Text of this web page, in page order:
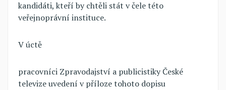
kandidáti, kteří by chtěli stát v čele této
veřejnoprávní instituce.
V úctě
pracovníci Zpravodajství a publicistiky České
televize uvedení v příloze tohoto dopisu